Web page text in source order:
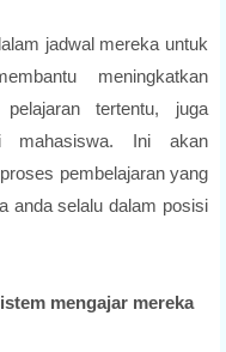
jadwal mereka untuk
meningkatkan
tertentu, juga
mahasiswa. Ini akan
pembelajaran yang
anda selalu dalam posisi
mengajar mereka